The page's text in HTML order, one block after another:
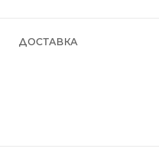
ДОСТАВКА